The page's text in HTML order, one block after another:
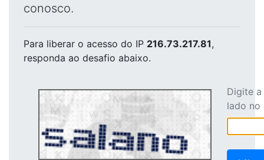
conosco.
Para liberar o acesso do IP 216.73.217.81,
responda ao desafio abaixo.
Digite
lado no